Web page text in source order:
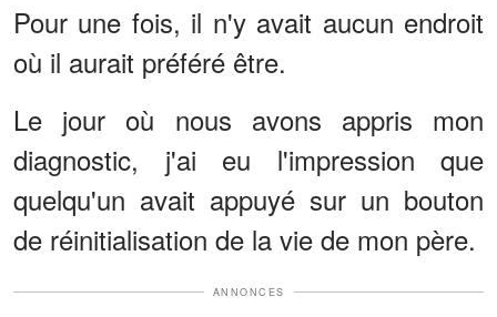
Pour une fois, il n'y avait aucun endroit
où il aurait préféré être.
Le jour où nous avons appris mon
diagnostic, j'ai eu l'impression que
quelqu'un avait appuyé sur un bouton
de réinitialisation de la vie de mon père.
ANNONCES